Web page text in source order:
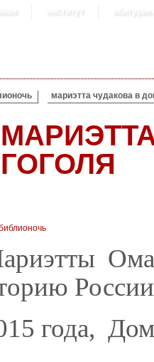
институт
мариэтта чудакова в
ГОГОЛЯ
года,